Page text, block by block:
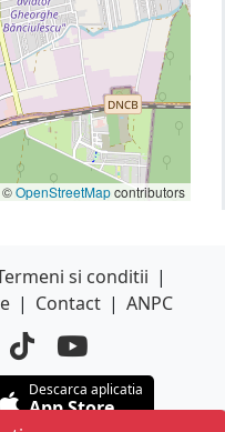
©OpenStreetMapcontributors
si conditii |
| Contact | ANPC
Descarca aplicatia
App Store